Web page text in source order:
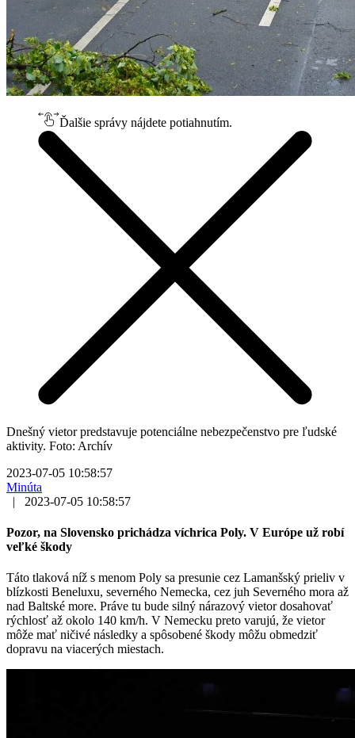
Ďalšie správy nájdete potiahnutím.
Dnešný vietor predstavuje potenciálne nebezpečenstvo pre ľudské
aktivity. Foto: Archív
2023-07-05 10:58:57
Minúta
|
2023-07-05 10:58:57
Pozor, na Slovensko prichádza víchrica Poly. V Európe už robí
veľké škody
Táto tlaková níž s menom Poly sa presunie cez Lamanšský prieliv v
blízkosti Beneluxu, severného Nemecka, cez juh Severného mora až
nad Baltské more. Práve tu bude silný nárazový vietor dosahovať
rýchlosť až okolo 140 km/h. V Nemecku preto varujú, že vietor
môže mať ničivé následky a spôsobené škody môžu obmedziť
dopravu na viacerých miestach.